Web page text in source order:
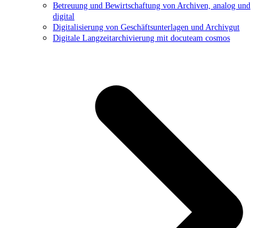
Betreuung und Bewirtschaftung von Archiven, analog und
digital
Digitalisierung von Geschäftsunterlagen und Archivgut
Digitale Langzeitarchivierung mit docuteam cosmos